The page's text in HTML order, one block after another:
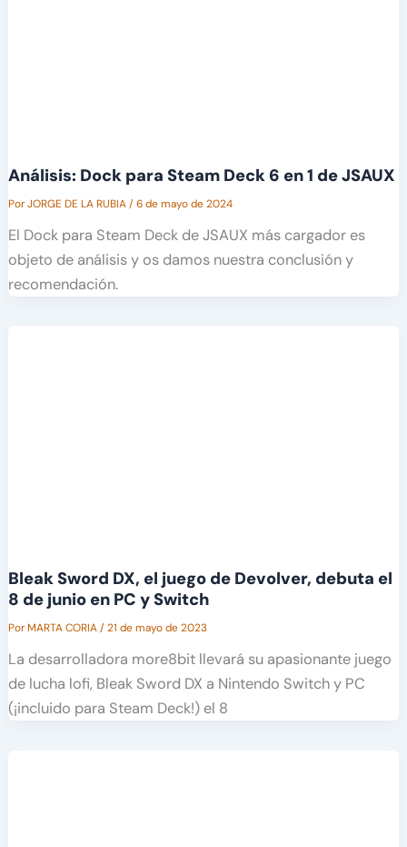
Análisis: Dock para Steam Deck 6 en 1 de JSAUX
PorJORGE DE LA RUBIA/6 de mayo de 2024
El Dock para Steam Deck de JSAUX más cargador es
objeto de análisis y os damos nuestra conclusión y
recomendación.
Bleak Sword DX, el juego de Devolver, debuta el
8 de junio en PC y Switch
PorMARTA CORIA/21 de mayo de 2023
La desarrolladora more8bit llevará su apasionante juego
de lucha lofi, Bleak Sword DX a Nintendo Switch y PC
(¡incluido para Steam Deck!) el 8